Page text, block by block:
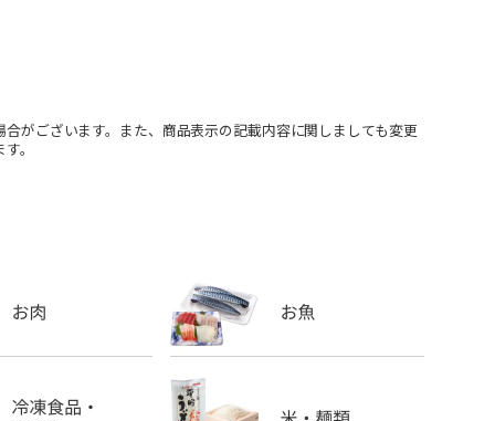
がございます。また、商品表示の記載内容に関しましても変更
。